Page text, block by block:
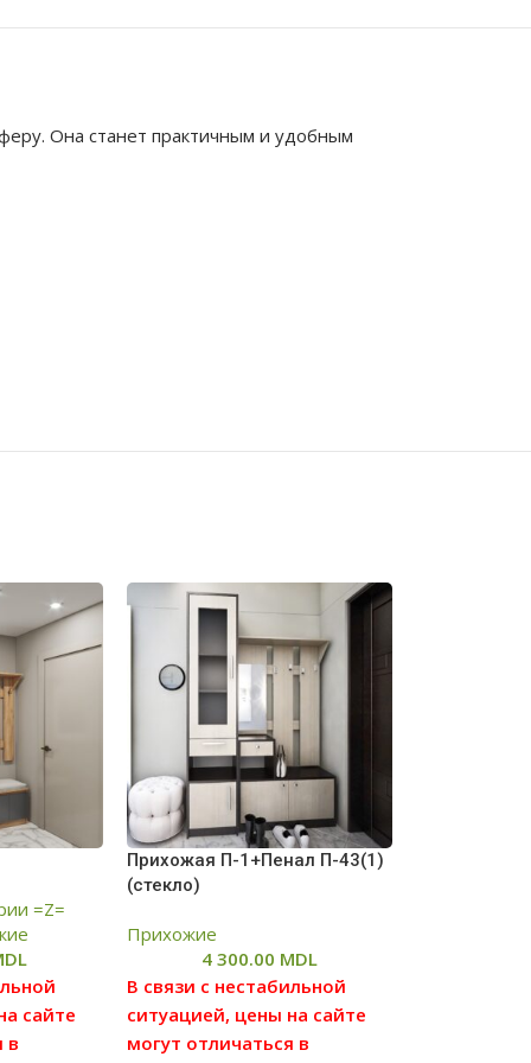
Она станет практичным и удобным
=Z=
сайте
в
Прихожая П-1+Пенал П-43(1)
(стекло)
Прихожие
4 300.00 MDL
В связи с нестабильной
ситуацией, цены на сайте
могут отличаться в